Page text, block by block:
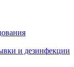
и дезинфекции